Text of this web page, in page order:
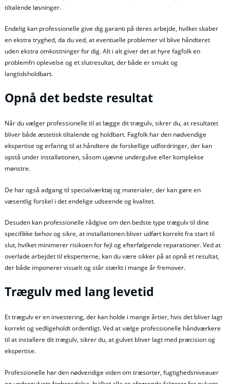
tiltalende løsninger.
Endelig kan professionelle give dig garanti på deres arbejde, hvilket skaber
en ekstra tryghed, da du ved, at eventuelle problemer vil blive håndteret
uden ekstra omkostninger for dig. Alt i alt giver det at hyre fagfolk en
problemfri oplevelse og et slutresultat, der både er smukt og
langtidsholdbart.
Opnå det bedste resultat
Når du vælger professionelle til at lægge dit trægulv, sikrer du, at resultatet
bliver både æstetisk tiltalende og holdbart. Fagfolk har den nødvendige
ekspertise og erfaring til at håndtere de forskellige udfordringer, der kan
opstå under installationen, såsom ujævne undergulve eller komplekse
mønstre.
De har også adgang til specialværktøj og materialer, der kan gøre en
væsentlig forskel i det endelige udseende og kvalitet.
Desuden kan professionelle rådgive om den bedste type trægulv til dine
specifikke behov og sikre, at installationen bliver udført korrekt fra start til
slut, hvilket minimerer risikoen for fejl og efterfølgende reparationer. Ved at
overlade arbejdet til eksperterne, kan du være sikker på at opnå et resultat,
der både imponerer visuelt og står stærkt i mange år fremover.
Trægulv med lang levetid
Et trægulv er en investering, der kan holde i mange årtier, hvis det bliver lagt
korrekt og vedligeholdt ordentligt. Ved at vælge professionelle håndværkere
til at installere dit trægulv, sikrer du, at gulvet bliver lagt med præcision og
ekspertise.
Professionelle har den nødvendige viden om træsorter, fugtighedsniveauer